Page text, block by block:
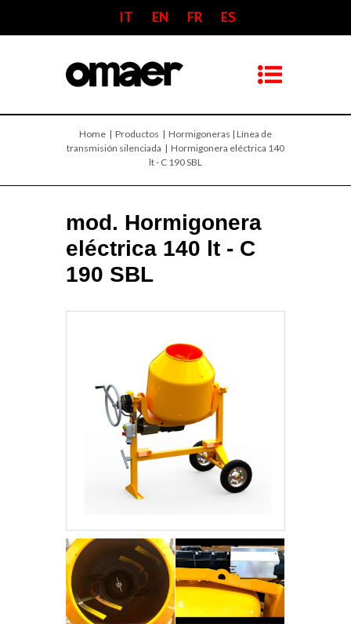
IT EN FR ES
Home | Productos | Hormigoneras | Línea de
transmisión silenciada | Hormigonera eléctrica 140
lt - C 190 SBL
mod. Hormigonera
eléctrica 140 lt - C
190 SBL